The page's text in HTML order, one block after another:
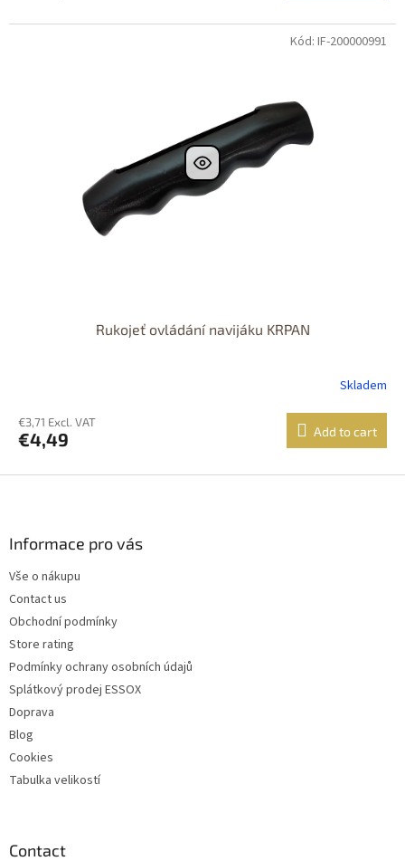
Rukojeť ovládání navijáku KRPAN
Skladem
€3,71 Excl. VAT
€4,49 Add to cart
Kód: IF-200000991
Informace pro vás
Vše o nákupu
Contact us
Obchodní podmínky
Store rating
Podmínky ochrany osobních údajů
Splátkový prodej ESSOX
Doprava
Blog
Cookies
Tabulka velikostí
Contact